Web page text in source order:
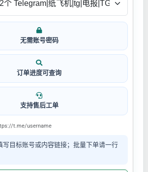
无需账号密码
订单进度可查询
支持售后工单
t.me/username
写目标账号或内容链接；批量下单请一行